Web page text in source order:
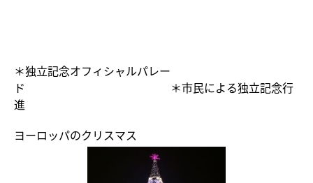
＊独立記念オフィシャルパレー
ド ＊市民による独立記念行
進
ヨーロッパのクリスマス